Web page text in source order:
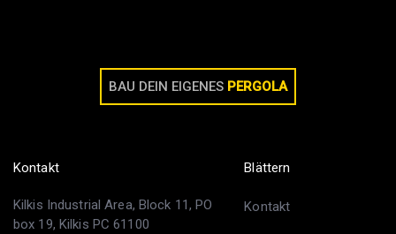
BAU DEIN EIGENES PERGOLA
Kontakt
Kilkis Industrial Area, Block 11, PO
box 19, Kilkis PC 61100
Blättern
Kontakt